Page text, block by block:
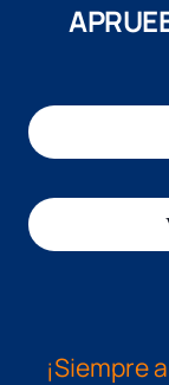
¡Siempre